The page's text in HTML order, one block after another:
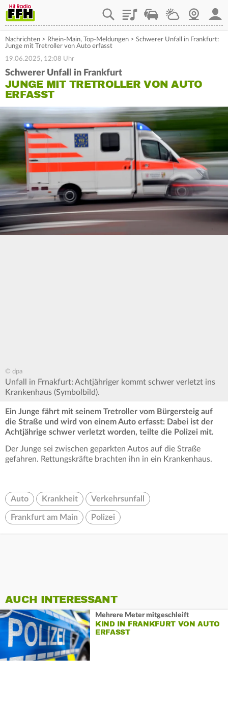
PlaylistStaupilotWetterWebcam
Nachrichten > Rhein-Main, Top-Meldungen > Schwerer Unfall in Frankfurt:
Junge mit Tretroller von Auto erfasst
19.06.2025, 12:08 Uhr
Schwerer Unfall in Frankfurt
JUNGE MIT TRETROLLER VON AUTO
ERFASST
© dpa
Unfall in Frnakfurt: Achtjähriger kommt schwer verletzt ins
Krankenhaus (Symbolbild).
Ein Junge fährt mit seinem Tretroller vom Bürgersteig auf
die Straße und wird von einem Auto erfasst: Dabei ist der
Achtjährige schwer verletzt worden, teilte die Polizei mit.
Der Junge sei zwischen geparkten Autos auf die Straße
gefahren. Rettungskräfte brachten ihn in ein Krankenhaus.
Auto Krankheit Verkehrsunfall
Frankfurt am Main Polizei
AUCH INTERESSANT
Mehrere Meter mitgeschleift
KIND IN FRANKFURT VON AUTO
ERFASST